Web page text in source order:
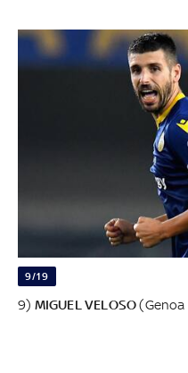
9/19
9) MIGUEL VELOSO